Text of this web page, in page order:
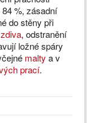
%, zásadní
do stěny při
, odstranění
ložné spáry
malty a v
prací.